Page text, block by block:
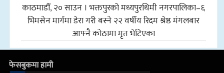
काठमाडौँ, २० साउन । भक्तपुरको मध्यपुरथिमी नगरपालिका–६
भिमसेन मार्गमा डेरा गरी बस्ने २२ वर्षीय रिदम श्रेष्ठ मंगलबार
आफ्नै कोठामा मृत भेटिएका
फेसबुकमा हामी